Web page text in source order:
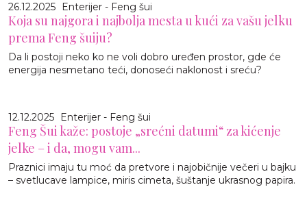
26.12.2025 Enterijer - Feng šui
Koja su najgora i najbolja mesta u kući za vašu jelku
prema Feng šuiju?
Da li postoji neko ko ne voli dobro uređen prostor, gde će
energija nesmetano teći, donoseći naklonost i sreću?
12.12.2025 Enterijer - Feng šui
Feng Šui kaže: postoje „srećni datumi“ za kićenje
jelke – i da, mogu vam...
Praznici imaju tu moć da pretvore i najobičnije večeri u bajku
– svetlucave lampice, miris cimeta, šuštanje ukrasnog papira.